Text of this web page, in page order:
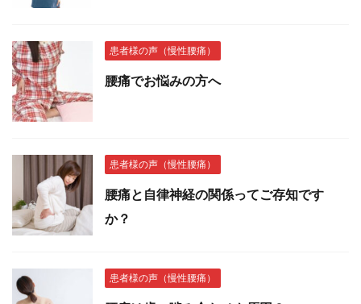
患者様の声（慢性腰痛）
腰痛でお悩みの方へ
患者様の声（慢性腰痛）
腰痛と自律神経の関係ってご存知です
か？
患者様の声（慢性腰痛）